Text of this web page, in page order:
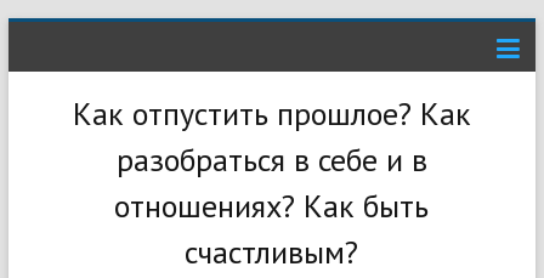
Как отпустить прошлое? Как
разобраться в себе и в
отношениях? Как быть
счастливым?